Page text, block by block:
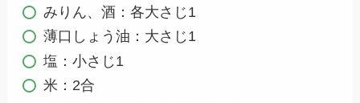
みりん、酒：各大さじ1
薄口しょう油：大さじ1
塩：小さじ1
米：2合